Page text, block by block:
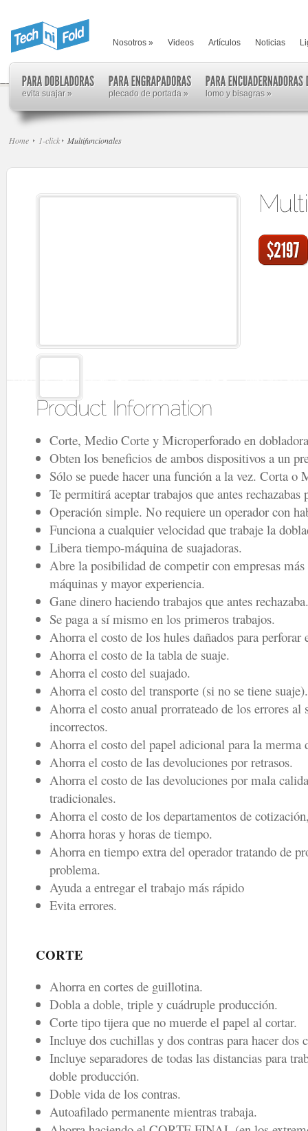
Nosotros » Videos Artículos Noticias
evita suajar» plecado de portada » lomo y bisagras »
Home 1-click Multifuncionales
Corte, Medio Corte y Microperforado en
Obten los beneficios de ambos dispositivos a un
Sólo se puede hacer una función a la vez. Corta o
Te permitirá aceptar trabajos que antes
Operación simple. No requiere un operador con
Funciona a cualquier velocidad que trabaje la
Libera tiempo-máquina de suajadoras.
Abre la posibilidad de competir con empresas
máquinas y mayor experiencia.
Gane dinero haciendo trabajos que antes rechazaba.
Se paga a sí mismo en los primeros trabajos.
Ahorra el costo de los hules dañados para perforar
Ahorra el costo de la tabla de suaje.
Ahorra el costo del suajado.
Ahorra el costo del transporte (si no se tiene suaje).
Ahorra el costo anual prorrateado de los errores al
incorrectos.
Ahorra el costo del papel adicional para la merma
Ahorra el costo de las devoluciones por retrasos.
Ahorra el costo de las devoluciones por mala
tradicionales.
Ahorra el costo de los departamentos de
Ahorra horas y horas de tiempo.
Ahorra en tiempo extra del operador tratando de
problema.
Ayuda a entregar el trabajo más rápido
Evita errores.
CORTE
Ahorra en cortes de guillotina.
Dobla a doble, triple y cuádruple producción.
Corte tipo tijera que no muerde el papel al cortar.
Incluye dos cuchillas y dos contras para hacer dos
Incluye separadores de todas las distancias para
doble producción.
Doble vida de los contras.
Autoafilado permanente mientras trabaja.